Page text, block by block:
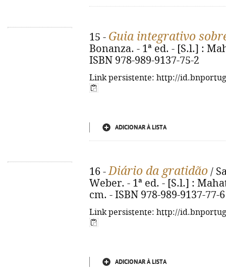
15 - Guia integrativo
Bonanza. - 1ª ed. - [S.l.] :
ISBN 978-989-9137-75-2
Link persistente: http://
ADICIONAR À LISTA
16 -Diário da gratidão /
Weber. - 1ª ed. - [S.l.] :
cm. - ISBN 978-989-9137-77-6
Link persistente: http://
ADICIONAR À LISTA